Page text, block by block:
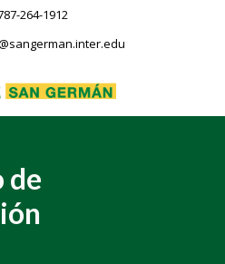
264-1912
de